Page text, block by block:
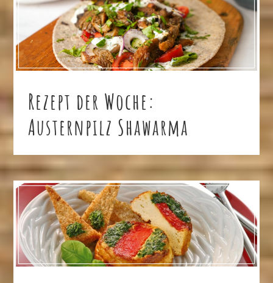
Rezept der Woche:
Austernpilz Shawarma